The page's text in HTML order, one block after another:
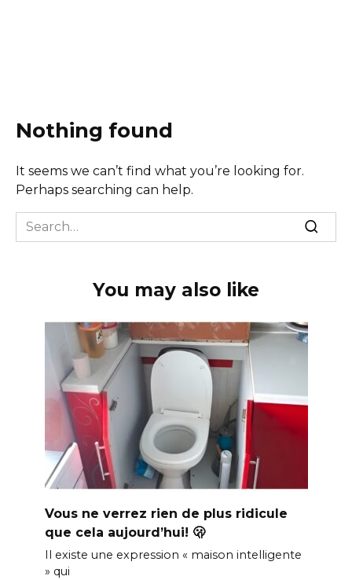
Nothing found
It seems we can’t find what you’re looking for.
Perhaps searching can help.
Search
for:
You may also like
Vous ne verrez rien de plus ridicule
que cela aujourd’hui! 🫢
Il existe une expression « maison intelligente
» qui